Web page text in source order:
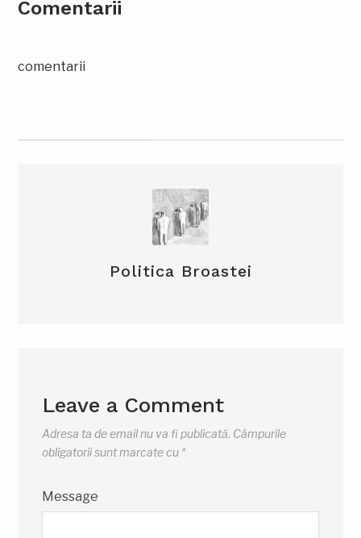
Comentarii
comentarii
Politica Broastei
Leave a Comment
Adresa ta de email nu va fi publicată. Câmpurile
obligatorii sunt marcate cu *
Message